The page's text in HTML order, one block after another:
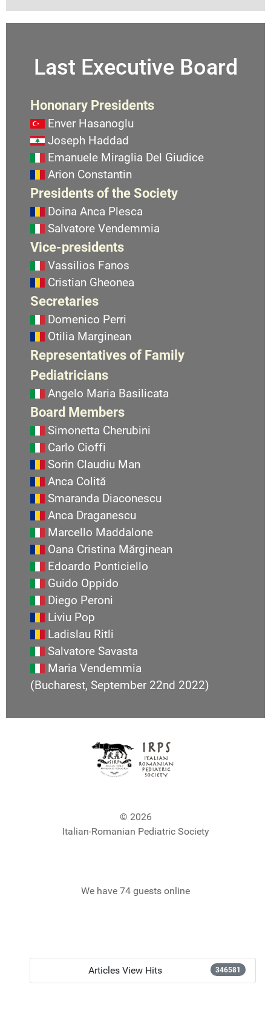
Last Executive Board
Hononary Presidents
Enver Hasanoglu
Joseph Haddad
Emanuele Miraglia Del Giudice
Arion Constantin
Presidents of the Society
Doina Anca Plesca
Salvatore Vendemmia
Vice-presidents
Vassilios Fanos
Cristian Gheonea
Secretaries
Domenico Perri
Otilia Marginean
Representatives of Family
Pediatricians
Angelo Maria Basilicata
Board Members
Simonetta Cherubini
Carlo Cioffi
Sorin Claudiu Man
Anca Colită
Smaranda Diaconescu
Anca Draganescu
Marcello Maddalone
Oana Cristina Mărginean
Edoardo Ponticiello
Guido Oppido
Diego Peroni
Liviu Pop
Ladislau Ritli
Salvatore Savasta
Maria Vendemmia
(Bucharest, September 22nd 2022)
© 2026
Italian-Romanian Pediatric Society
We have 74 guests online
Articles View Hits 346581